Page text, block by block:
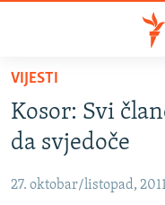
Pređite
glavni
sadržaj
na
BOSNA I HERCEGOVINA
KOSOVO
VIJESTI
Kosor: Svi
da svjedoče
27. oktobar/listopad,